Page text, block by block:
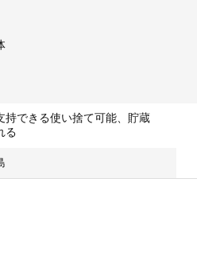
持できる使い捨て可能、貯蔵
る